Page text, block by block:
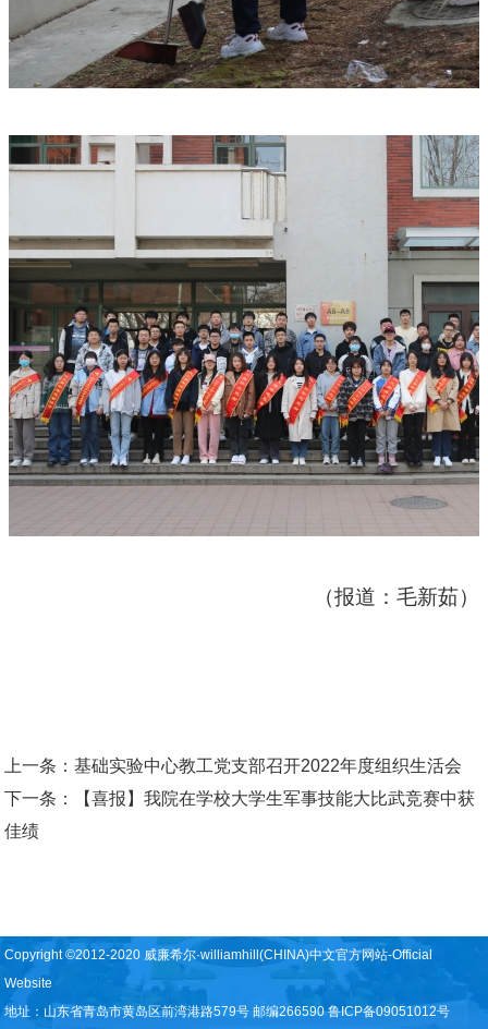
（报道：毛新茹）
上一条：基础实验中心教工党支部召开2022年度组织生活会
下一条：
【喜报】我院在学校大学生军事技能大比武竞赛中获
佳绩
Copyright ©2012-2020 威廉希尔·williamhill(CHINA)中文官方网站-Official
Website
地址：山东省青岛市黄岛区前湾港路579号 邮编266590 鲁ICP备09051012号